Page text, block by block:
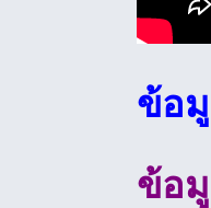
ข้อ
ข้อ